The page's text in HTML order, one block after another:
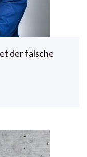
der falsche